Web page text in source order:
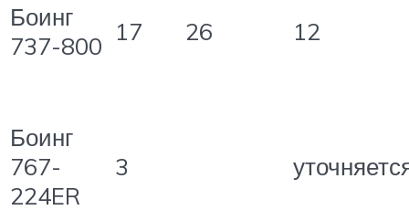
Боинг
737-800 17 26 12
Боинг
767-
224ER
3